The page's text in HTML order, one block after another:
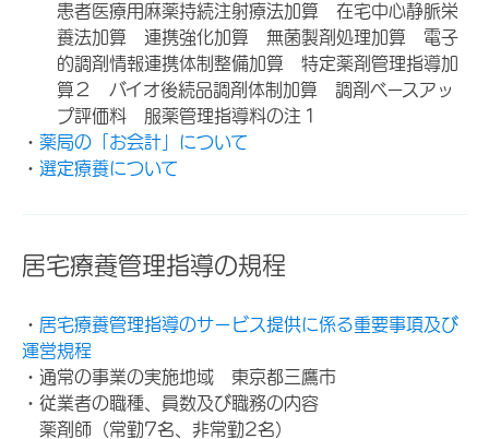
患者医療用麻薬持続注射療法加算 在宅中心静脈栄
養法加算 連携強化加算 無菌製剤処理加算 電子
的調剤情報連携体制整備加算 特定薬剤管理指導加
算２ バイオ後続品調剤体制加算 調剤ベースアッ
プ評価料 服薬管理指導料の注１
・ 薬局の「お会計」について
・ 選定療養について
居宅療養管理指導の規程
・ 居宅療養管理指導のサービス提供に係る重要事項及び
運営規程
・通常の事業の実施地域 東京都三鷹市
・従業者の職種、員数及び職務の内容
薬剤師（常勤7名、非常勤2名）